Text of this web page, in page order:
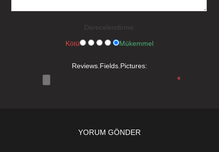
Derecelendirme:
Kötü Mükemmel
Reviews.Fields.Pictures:
*
YORUM GÖNDER